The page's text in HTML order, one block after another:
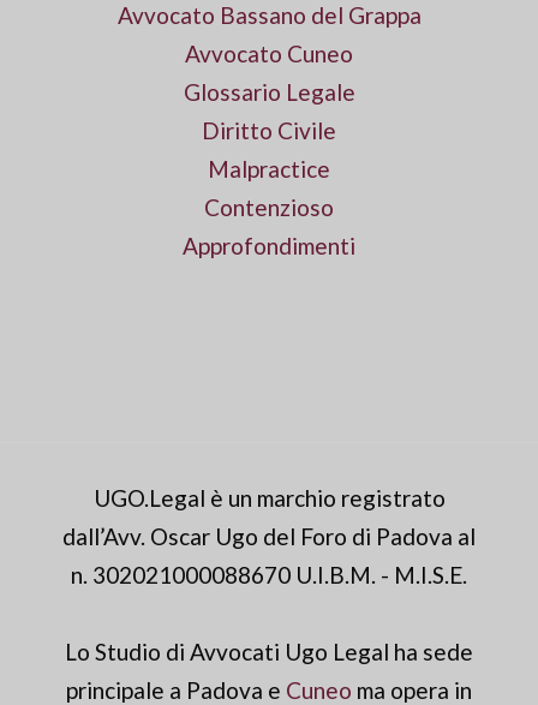
Avvocato Bassano del Grappa
Avvocato Cuneo
Glossario Legale
Diritto Civile
Malpractice
Contenzioso
Approfondimenti
UGO.Legal è un marchio registrato
dall’Avv. Oscar Ugo del Foro di Padova al
n. 302021000088670 U.I.B.M. - M.I.S.E.
Lo Studio di Avvocati Ugo Legal ha sede
principale a Padova e Cuneo ma opera in